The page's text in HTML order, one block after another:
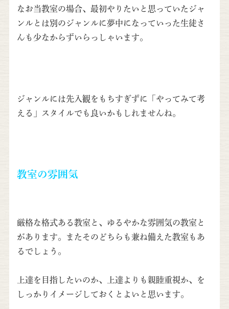
なお当教室の場合、最初やりたいと思っていたジャ
ンルとは別のジャンルに夢中になっていった生徒さ
んも少なからずいらっしゃいます。
ジャンルには先入観をもちすぎずに「やってみて考
える」スタイルでも良いかもしれませんね。
教室の雰囲気
厳格な格式ある教室と、ゆるやかな雰囲気の教室と
があります。またそのどちらも兼ね備えた教室もあ
るでしょう。
上達を目指したいのか、上達よりも親睦重視か、を
しっかりイメージしておくとよいと思います。